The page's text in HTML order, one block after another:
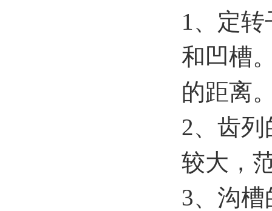
1、定
和凹槽
的距离
2、齿列
较大，
3、沟